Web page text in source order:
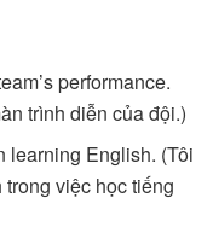
performance.
trình diễn của đội.)
learning English. (Tôi
việc học tiếng